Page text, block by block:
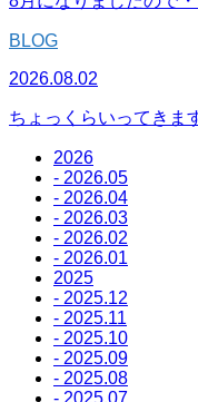
BLOG
2026.08.02
ちょっくらいってきま
2026
- 2026.05
- 2026.04
- 2026.03
- 2026.02
- 2026.01
2025
- 2025.12
- 2025.11
- 2025.10
- 2025.09
- 2025.08
- 2025.07